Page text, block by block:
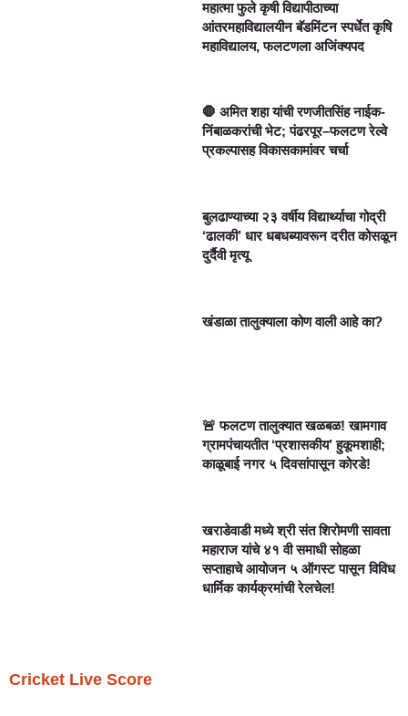
महात्मा फुले कृषी विद्यापीठाच्या
आंतरमहाविद्यालयीन बॅडमिंटन स्पर्धेत कृषि
महाविद्यालय, फलटणला अजिंक्यपद
🛑 अमित शहा यांची रणजीतसिंह नाईक-
निंबाळकरांची भेट; पंढरपूर–फलटण रेल्वे
प्रकल्पासह विकासकामांवर चर्चा
बुलढाण्याच्या २३ वर्षीय विद्यार्थ्याचा गोद्री
‘ढालकी’ धार धबधब्यावरून दरीत कोसळून
दुर्दैवी मृत्यू
खंडाळा तालुक्याला कोण वाली आहे का?
🚨 फलटण तालुक्यात खळबळ! खामगाव
ग्रामपंचायतीत ‘प्रशासकीय’ हुकूमशाही;
काळूबाई नगर ५ दिवसांपासून कोरडे!
खराडेवाडी मध्ये श्री संत शिरोमणी सावता
महाराज यांचे ४१ वी समाधी सोहळा
सप्ताहाचे आयोजन ५ ऑगस्ट पासून विविध
धार्मिक कार्यक्रमांची रेलचेल!
Cricket Live Score